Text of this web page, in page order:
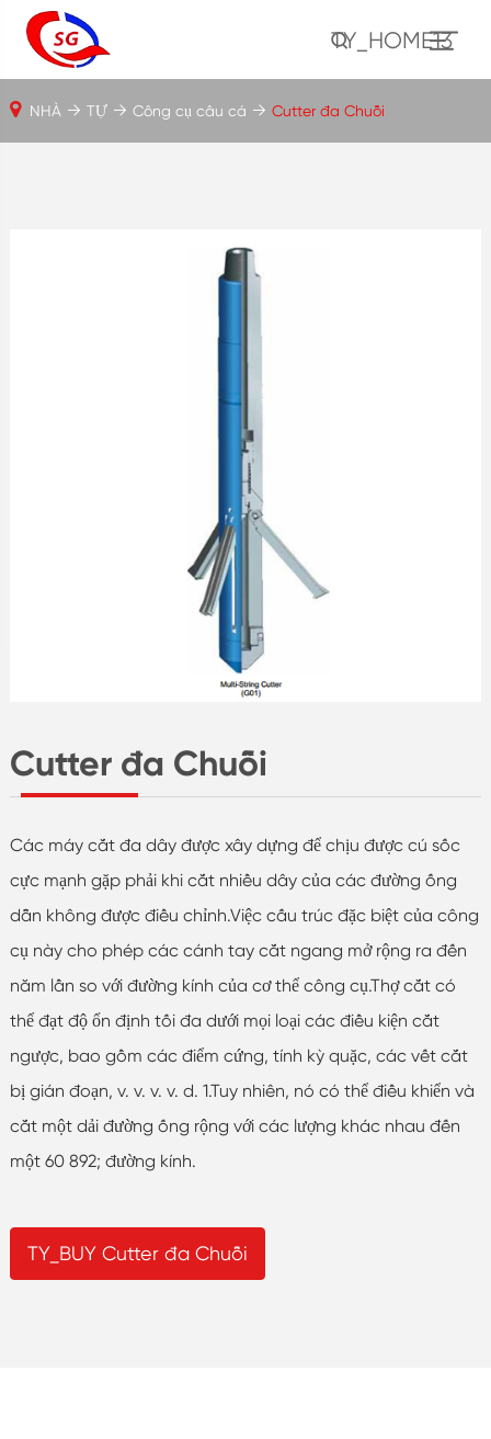
TY_HOME13
Cutter đa Chuỗi
Các máy cắt đa dây được xây dựng để chịu được cú sốc
cực mạnh gặp phải khi cắt nhiều dây của các đường ống
dẫn không được điều chỉnh.Việc cấu trúc đặc biệt của công
cụ này cho phép các cánh tay cắt ngang mở rộng ra đến
năm lần so với đường kính của cơ thể công cụ.Thợ cắt có
thể đạt độ ổn định tối đa dưới mọi loại các điều kiện cắt
ngược, bao gồm các điểm cứng, tính kỳ quặc, các vết cắt
bị gián đoạn, v. v. v. v. d. 1.Tuy nhiên, nó có thể điều khiển và
cắt một dải đường ống rộng với các lượng khác nhau đến
một 60 892; đường kính.
TY_BUY Cutter đa Chuỗi
NHÀ TỰ Công cụ câu cá Cutter đa Chuỗi